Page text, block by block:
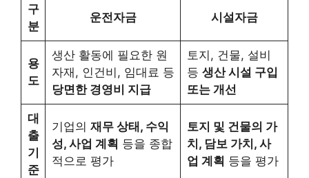
구
분
운전자금 시설자금
용
도
생산 활동에 필요한 원
자재, 인건비, 임대료 등
당면한 경영비 지급
토지, 건물, 설비
등 생산 시설 구입
또는 개선
대
출
기
준
기업의 재무 상태, 수익
성, 사업 계획 등을 종합
적으로 평가
토지 및 건물의 가
치, 담보 가치, 사
업 계획 등을 평가